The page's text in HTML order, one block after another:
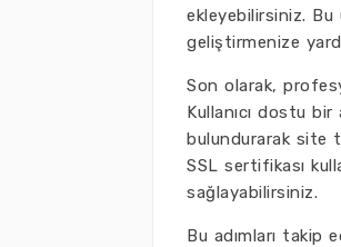
ekleyebilirsiniz. Bu
geliştirmenize
Son olarak,
Kullanıcı dostu
bulundurarak site
SSL sertifikası
sağlayabilirsiniz.
Bu adımları takip